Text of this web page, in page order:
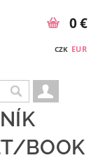
CZK EUR
0 €
BOOK